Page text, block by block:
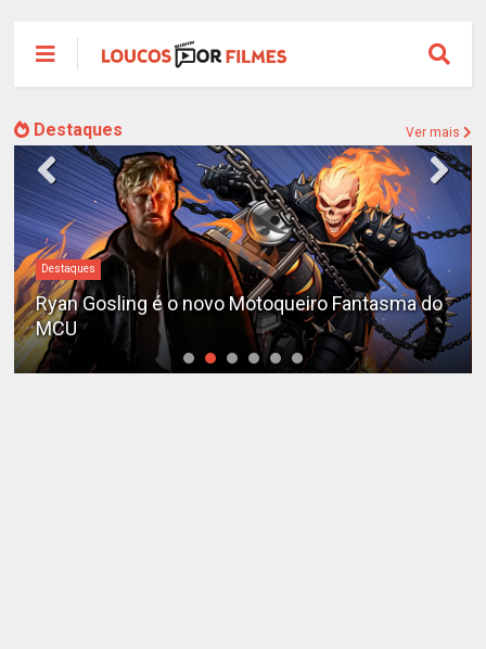
Destaques Ver mais
Destaques
Ryan Gosling é o novo Motoqueiro Fantasma do
MCU